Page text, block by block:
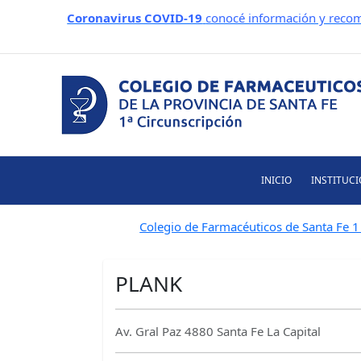
Coronavirus COVID-19 conocé información y
INICIO
Colegio de Farmacéuticos de Santa Fe
PLANK
Av. Gral Paz 4880 Santa Fe La Capital